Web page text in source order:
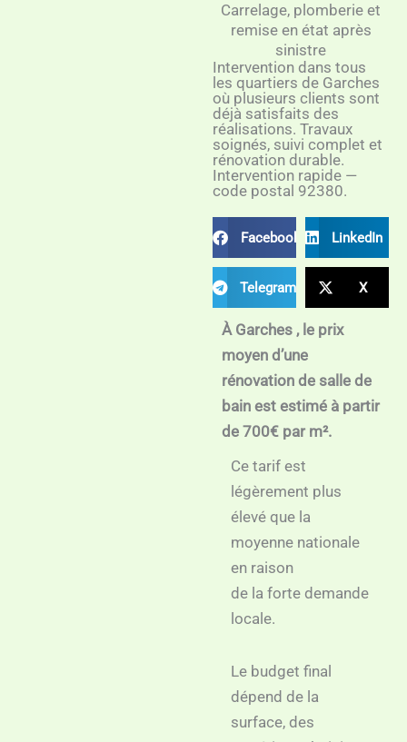
Carrelage, plomberie et
remise en état après
sinistre
Intervention dans tous
les quartiers de Garches
où plusieurs clients sont
déjà satisfaits des
réalisations. Travaux
soignés, suivi complet et
rénovation durable.
Intervention rapide —
code postal 92380.
Facebook LinkedIn
Telegram X
À Garches , le prix
moyen d’une
rénovation de salle de
bain est estimé à partir
de 700€ par m².
Ce tarif est
légèrement plus
élevé que la
moyenne nationale
en raison
de la forte demande
locale.
Le budget final
dépend de la
surface, des